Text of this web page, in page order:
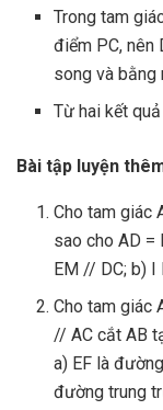
Trong tam
điểm PC, nên
song và bằng
Từ hai kết
Bài tập luyện
Cho tam giác
sao cho AD =
EM // DC; b) I
Cho tam giác
// AC cắt AB
a) EF là
đường trung